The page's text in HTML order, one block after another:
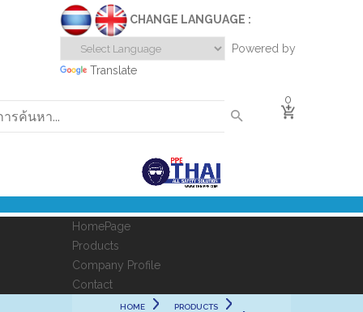
CHANGE LANGUAGE :
Powered by
Translate
0
HomePage
Products
Company Profile
Contact
HOME
PRODUCTS